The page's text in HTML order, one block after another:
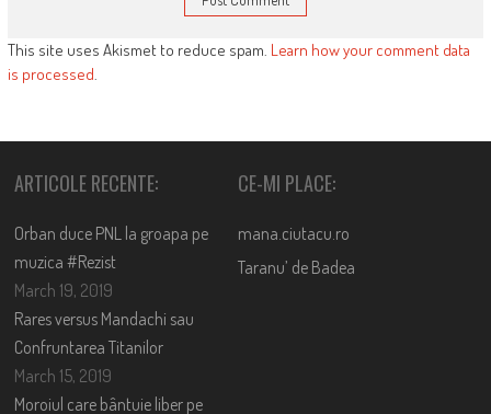
This site uses Akismet to reduce spam. Learn how your comment data
is processed
ARTICOLE RECENTE:
Orban duce PNL la groapa pe
muzica #Rezist
March 19, 2019
Rares versus Mandachi sau
Confruntarea Titanilor
March 15, 2019
Moroiul care bântuie liber pe
CE-MI PLACE:
mana.ciutacu.ro
Taranu’ de Badea